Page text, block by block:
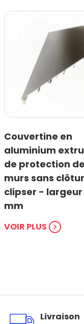
Couvertine en
aluminium
de protection
murs sans
clipser - largeur
mm
VOIR PLUS chevron_right
Livraison